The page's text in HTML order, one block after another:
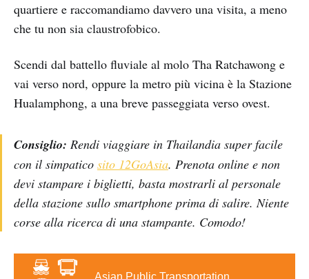
quartiere e raccomandiamo davvero una visita, a meno
che tu non sia claustrofobico.
Scendi dal battello fluviale al molo Tha Ratchawong e
vai verso nord, oppure la metro più vicina è la Stazione
Hualamphong, a una breve passeggiata verso ovest.
Consiglio: Rendi viaggiare in Thailandia super facile
con il simpatico sito 12GoAsia. Prenota online e non
devi stampare i biglietti, basta mostrarli al personale
della stazione sullo smartphone prima di salire. Niente
corse alla ricerca di una stampante. Comodo!